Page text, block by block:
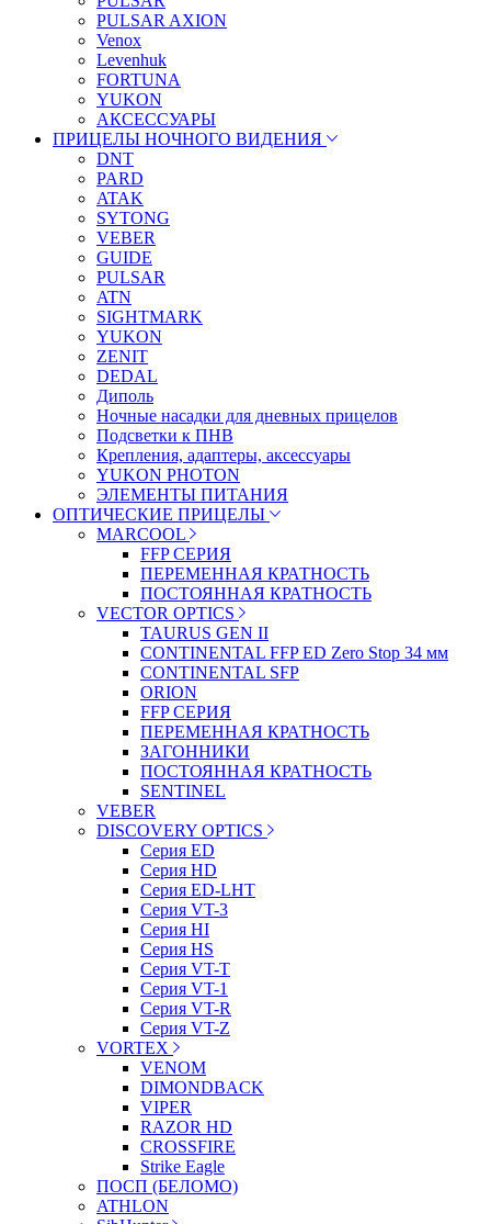
PULSAR AXION
Venox
Levenhuk
FORTUNA
YUKON
АКСЕССУАРЫ
ПРИЦЕЛЫ НОЧНОГО ВИДЕНИЯ
DNT
PARD
ATAK
SYTONG
VEBER
GUIDE
PULSAR
ATN
SIGHTMARK
YUKON
ZENIT
DEDAL
Диполь
Ночные насадки для дневных прицелов
Подсветки к ПНВ
Крепления, адаптеры, аксессуары
YUKON PHOTON
ЭЛЕМЕНТЫ ПИТАНИЯ
ОПТИЧЕСКИЕ ПРИЦЕЛЫ
MARCOOL
FFP СЕРИЯ
ПЕРЕМЕННАЯ КРАТНОСТЬ
ПОСТОЯННАЯ КРАТНОСТЬ
VECTOR OPTICS
TAURUS GEN II
CONTINENTAL FFP ED Zero Stop 34 мм
CONTINENTAL SFP
ORION
FFP СЕРИЯ
ПЕРЕМЕННАЯ КРАТНОСТЬ
ЗАГОННИКИ
ПОСТОЯННАЯ КРАТНОСТЬ
SENTINEL
VEBER
DISCOVERY OPTICS
Серия ED
Серия HD
Серия ED-LHT
Серия VT-3
Серия HI
Серия HS
Серия VT-T
Серия VT-1
Серия VT-R
Серия VT-Z
VORTEX
VENOM
DIMONDBACK
VIPER
RAZOR HD
CROSSFIRE
Strike Eagle
ПОСП (БЕЛОМО)
ATHLON